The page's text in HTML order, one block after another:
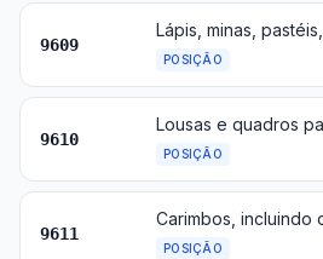
9609
POSIÇÃO
9610
POSIÇÃO
9611
POSIÇÃO